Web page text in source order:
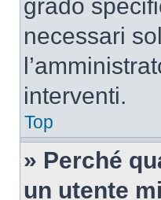
grado
necessari
interventi.
Top
» Perché
un utente